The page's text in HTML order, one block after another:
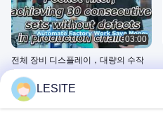
03:00
전체 장비 디스플레이，대량의 수작
업을 줄입니다!
April 13, 2026
LESITE